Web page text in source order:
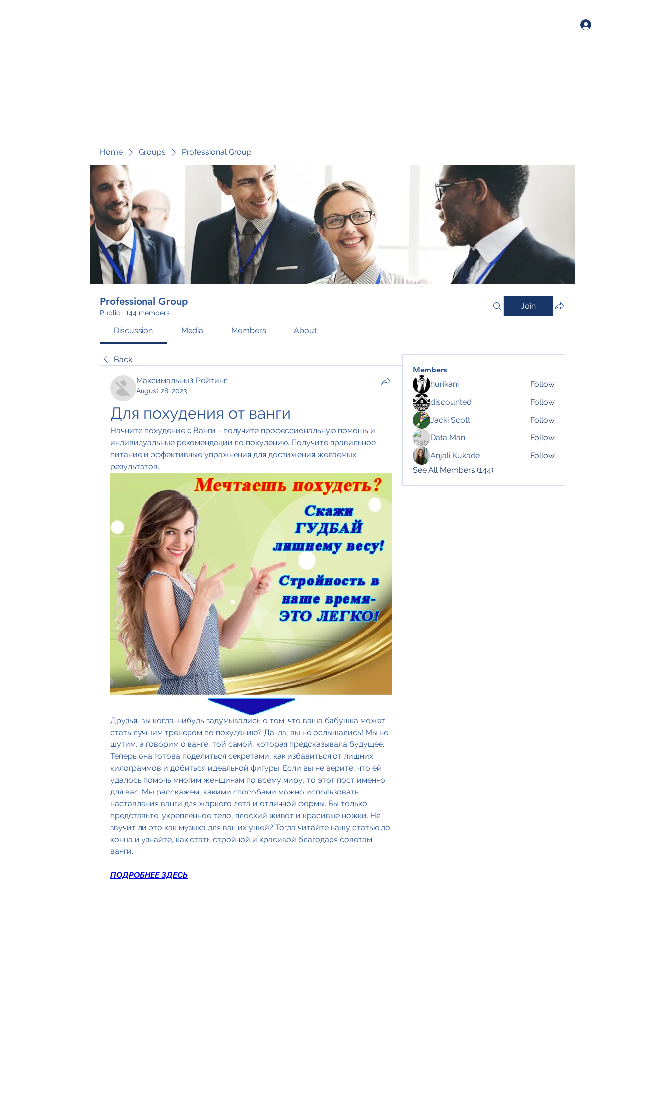
Home Groups Professional Group
Professional Group
Public · 144 members
Join
Discussion Media Members About
Back
Максимальный Рейтинг
August 28, 2023
Для похудения от ванги
Начните похудение с Ванги - получите профессиональную помощь и
индивидуальные рекомендации по похудению. Получите правильное
питание и эффективные упражнения для достижения желаемых
результатов.
Друзья, вы когда-нибудь задумывались о том, что ваша бабушка может
стать лучшим тренером по похудению? Да-да, вы не ослышались! Мы не
шутим, а говорим о ванге, той самой, которая предсказывала будущее.
Теперь она готова поделиться секретами, как избавиться от лишних
килограммов и добиться идеальной фигуры. Если вы не верите, что ей
удалось помочь многим женщинам по всему миру, то этот пост именно
для вас. Мы расскажем, какими способами можно использовать
наставления ванги для жаркого лета и отличной формы. Вы только
представьте: укрепленное тело, плоский живот и красивые ножки. Не
звучит ли это как музыка для ваших ушей? Тогда читайте нашу статью до
конца и узнайте, как стать стройной и красивой благодаря советам
ванги.
ПОДРОБНЕЕ ЗДЕСЬ
Members
hurikani
Follow
discounted
Follow
Jacki Scott
Follow
Data Man
Follow
Anjali Kukade
Follow
See All Members (144)